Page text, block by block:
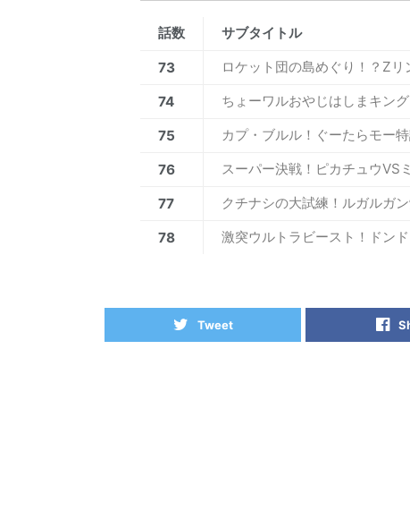
話数 サブタイトル
73 ロケット団の島めぐり！？Zリ
74 ちょーワルおやじはしまキング
75 カプ・ブルル！ぐーたらモー特
76 スーパー決戦！ピカチュウVS
77 クチナシの大試練！ルガルガン
78 激突ウルトラビースト！ドン
Tweet